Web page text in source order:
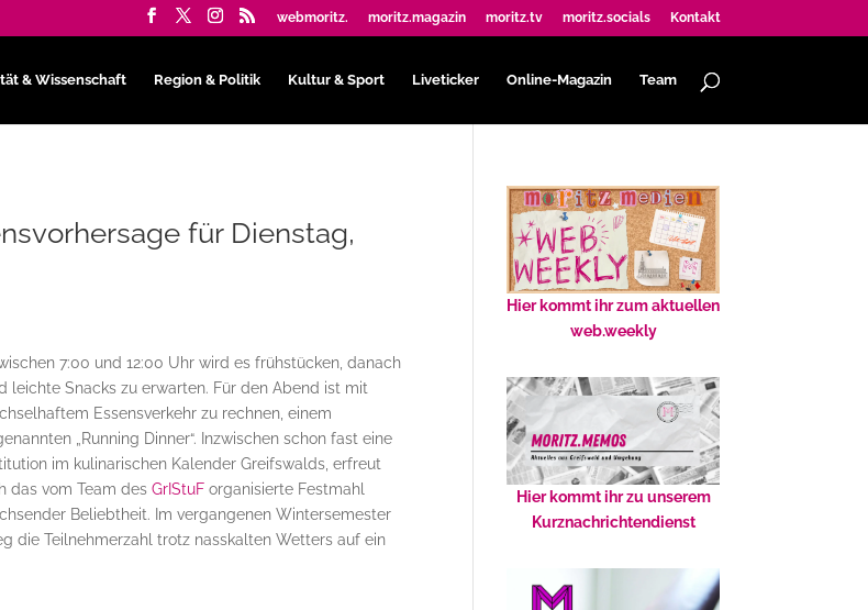
webmoritz. moritz.magazin moritz.tv moritz.socials Kontakt
& Wissenschaft Region & Politik Kultur & Sport Liveticker Online-Magazin Team
für Dienstag,
7:00 und 12:00 Uhr wird es frühstücken, danach
leichte Snacks zu erwarten. Für den Abend ist mit
Essensverkehr zu rechnen, einem
„Running Dinner“. Inzwischen schon fast eine
im kulinarischen Kalender Greifswalds, erfreut
das vom Team desGrIStuF organisierte Festmahl
Beliebtheit. Im vergangenen Wintersemester
die Teilnehmerzahl trotz nasskalten Wetters auf ein
Hier kommt ihr zum aktuellen
web.weekly
Hier kommt ihr zu unserem
Kurznachrichtendienst